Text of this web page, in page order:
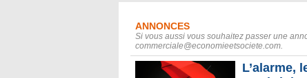
ANNONCES
Si vous aussi vous souhaitez passer une
commerciale@economieetsociete.com.
​L’alarme,